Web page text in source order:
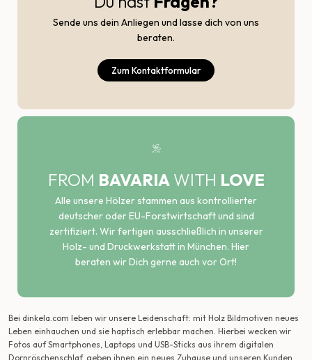
Sende uns dein Anliegen und lasse dich von uns
beraten.
Zum Kontaktformular
FROM BAVARIAWITH LOVE
Alle unsere Hölzer stammen aus kontrollierter
deutscher oder EU-Forstwirtschaft und sind
zertifiziert. Wir fertigen ausschließlich in unserer
Holz- und Druckwerkstatt in München. Hier
beraten wir Dich gerne auch vor Ort!
Bei dinkela.com leben wir unsere Leidenschaft: mit Holz Bildmotiven neues
Leben einhauchen und sie haptisch erlebbar machen. Hierbei wecken wir
Fotos auf Smartphones, Laptops und USB-Sticks aus ihrem digitalen
Dornröschenschlaf, geben ihnen ein neues Zuhause und unseren Kunden